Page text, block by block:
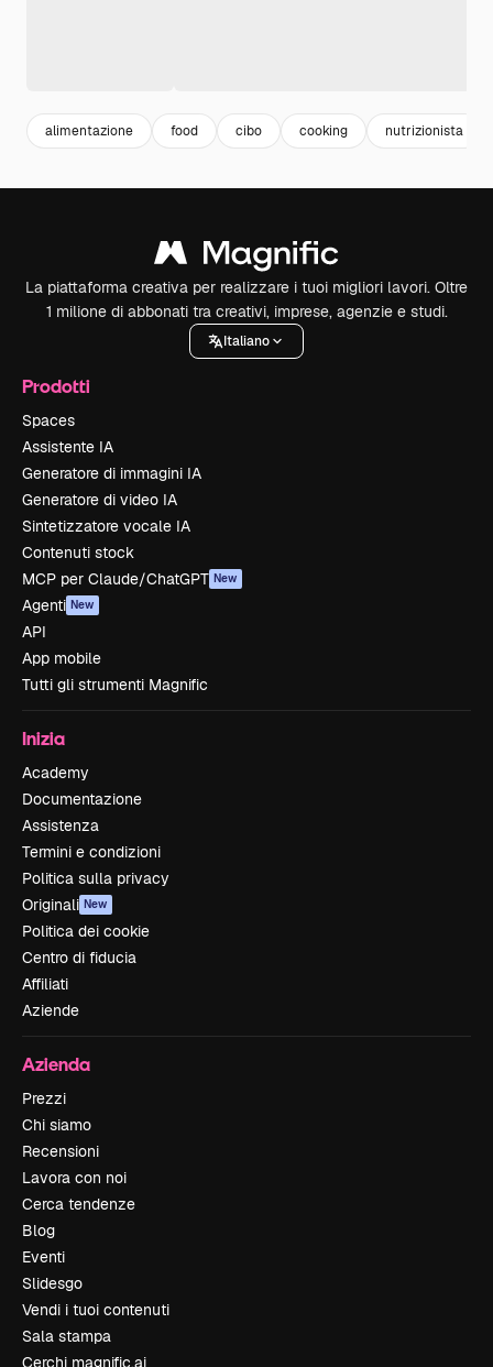
alimentazione food cibo cooking nutrizionista
La piattaforma creativa per realizzare i tuoi migliori lavori. Oltre
1 milione di abbonati tra creativi, imprese, agenzie e studi.
Italiano
Prodotti
Spaces
Assistente IA
Generatore di immagini IA
Generatore di video IA
Sintetizzatore vocale IA
Contenuti stock
MCP per Claude/ChatGPT New
Agenti New
API
App mobile
Tutti gli strumenti Magnific
Inizia
Academy
Documentazione
Assistenza
Termini e condizioni
Politica sulla privacy
Originali New
Politica dei cookie
Centro di fiducia
Affiliati
Aziende
Azienda
Prezzi
Chi siamo
Recensioni
Lavora con noi
Cerca tendenze
Blog
Eventi
Slidesgo
Vendi i tuoi contenuti
Sala stampa
Cerchi magnific.ai